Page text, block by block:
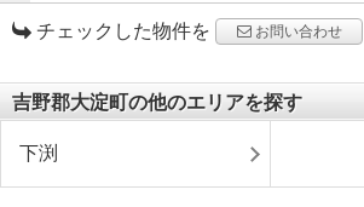
チェックした物件を お問い合わせ
吉野郡大淀町の他のエリアを探す
下渕